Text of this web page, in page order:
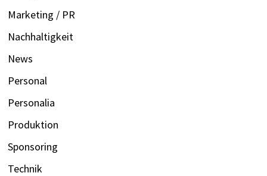
Marketing / PR
Nachhaltigkeit
News
Personal
Personalia
Produktion
Sponsoring
Technik